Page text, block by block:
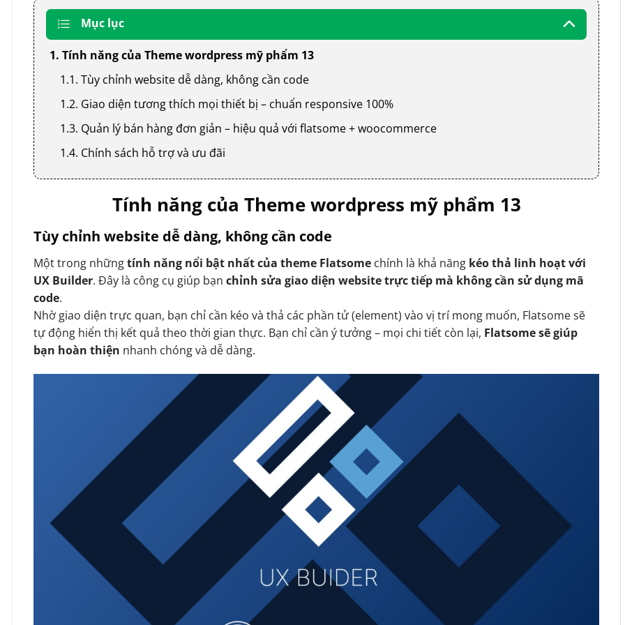
Mục lục
1. Tính năng của Theme wordpress mỹ phẩm 13
1.1. Tùy chỉnh website dễ dàng, không cần code
1.2. Giao diện tương thích mọi thiết bị – chuẩn responsive 100%
1.3. Quản lý bán hàng đơn giản – hiệu quả với flatsome + woocommerce
1.4. Chính sách hỗ trợ và ưu đãi
Tính năng của Theme wordpress mỹ phẩm 13
Tùy chỉnh website dễ dàng, không cần code
Một trong nhữngtính năng nổi bật nhất của theme Flatsome chính là khả năng kéo thả linh hoạt với
UX Builder. Đây là công cụ giúp bạn chỉnh sửa giao diện website trực tiếp mà không cần sử dụng mã
code.
Nhờ giao diện trực quan, bạn chỉ cần kéo và thả các phần tử (element) vào vị trí mong muốn, Flatsome sẽ
tự động hiển thị kết quả theo thời gian thực. Bạn chỉ cần ý tưởng – mọi chi tiết còn lại, Flatsome sẽ giúp
bạn hoàn thiện nhanh chóng và dễ dàng.